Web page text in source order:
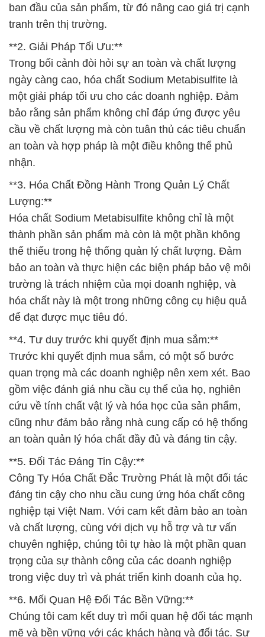
ban đầu của sản phẩm, từ đó nâng cao giá trị cạnh
tranh trên thị trường.
**2. Giải Pháp Tối Ưu:**
Trong bối cảnh đòi hỏi sự an toàn và chất lượng
ngày càng cao, hóa chất Sodium Metabisulfite là
một giải pháp tối ưu cho các doanh nghiệp. Đảm
bảo rằng sản phẩm không chỉ đáp ứng được yêu
cầu về chất lượng mà còn tuân thủ các tiêu chuẩn
an toàn và hợp pháp là một điều không thể phủ
nhận.
**3. Hóa Chất Đồng Hành Trong Quản Lý Chất
Lượng:**
Hóa chất Sodium Metabisulfite không chỉ là một
thành phần sản phẩm mà còn là một phần không
thể thiếu trong hệ thống quản lý chất lượng. Đảm
bảo an toàn và thực hiện các biện pháp bảo vệ môi
trường là trách nhiệm của mọi doanh nghiệp, và
hóa chất này là một trong những công cụ hiệu quả
để đạt được mục tiêu đó.
**4. Tư duy trước khi quyết định mua sắm:**
Trước khi quyết định mua sắm, có một số bước
quan trọng mà các doanh nghiệp nên xem xét. Bao
gồm việc đánh giá nhu cầu cụ thể của họ, nghiên
cứu về tính chất vật lý và hóa học của sản phẩm,
cũng như đảm bảo rằng nhà cung cấp có hệ thống
an toàn quản lý hóa chất đầy đủ và đáng tin cậy.
**5. Đối Tác Đáng Tin Cậy:**
Công Ty Hóa Chất Đắc Trường Phát là một đối tác
đáng tin cậy cho nhu cầu cung ứng hóa chất công
nghiệp tại Việt Nam. Với cam kết đảm bảo an toàn
và chất lượng, cùng với dịch vụ hỗ trợ và tư vấn
chuyên nghiệp, chúng tôi tự hào là một phần quan
trọng của sự thành công của các doanh nghiệp
trong việc duy trì và phát triển kinh doanh của họ.
**6. Mối Quan Hệ Đối Tác Bền Vững:**
Chúng tôi cam kết duy trì mối quan hệ đối tác mạnh
mẽ và bền vững với các khách hàng và đối tác. Sự